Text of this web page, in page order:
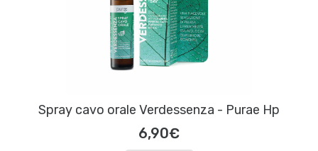
Spray cavo orale Verdessenza - Purae Hp
6,90€